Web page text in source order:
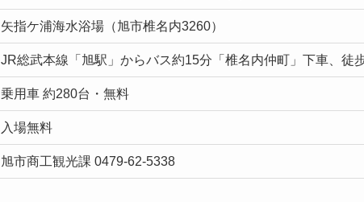
矢指ケ浦海水浴場（旭市椎名内3260）
JR総武本線「旭駅」からバス約15分「椎名内仲町」下車、徒
乗用車 約280台・無料
入場無料
旭市商工観光課 0479-62-5338